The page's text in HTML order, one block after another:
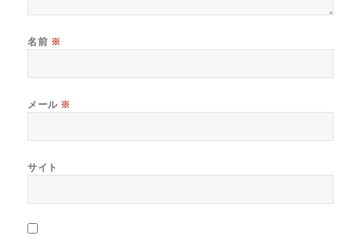
名前 ※
メール ※
サイト